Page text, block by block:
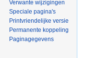
Verwante wijzigingen
Speciale pagina's
Printvriendelijke versie
Permanente koppeling
Paginagegevens